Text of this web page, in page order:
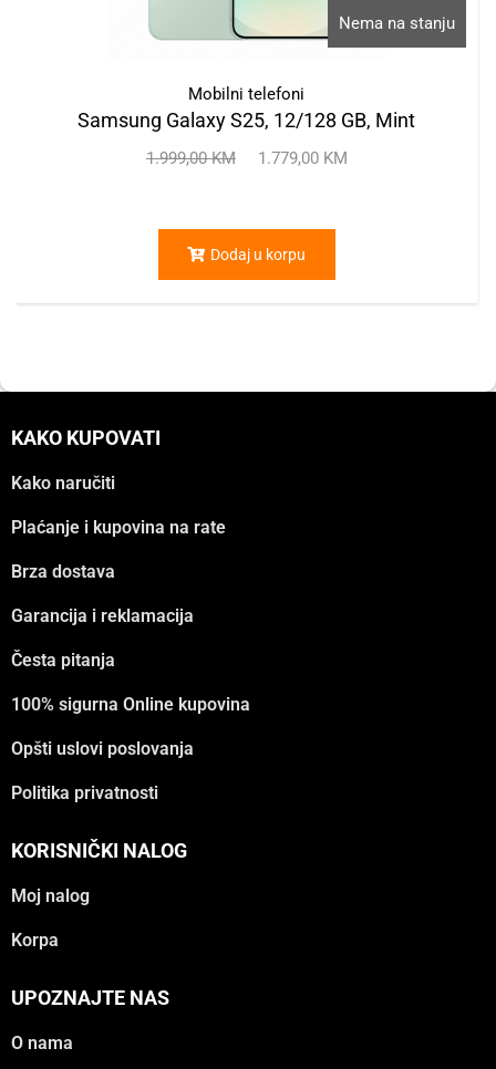
Nema na stanju
Mobilni telefoni
Samsung Galaxy S25, 12/128 GB, Mint
1.999,00KM 1.779,00 KM
Dodaj u korpu
KAKO KUPOVATI
Kako naručiti
Plaćanje i kupovina na rate
Brza dostava
Garancija i reklamacija
Česta pitanja
100% sigurna Online kupovina
Opšti uslovi poslovanja
Politika privatnosti
KORISNIČKI NALOG
Moj nalog
Korpa
UPOZNAJTE NAS
O nama